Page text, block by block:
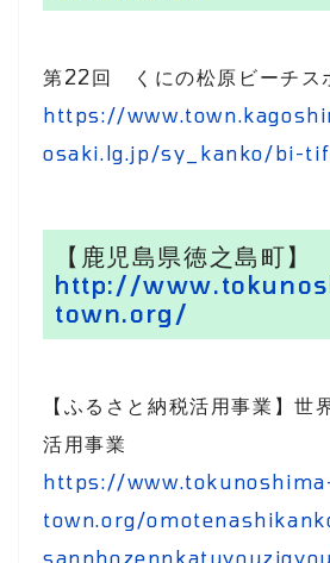
第22回 くにの松原ビーチス
https://
osaki.lg.jp/sy_kanko/bi-
【鹿児島県徳之島町】
http://
town.org/
【ふるさと納税活用事業】世
活用事業
https://
town.org/